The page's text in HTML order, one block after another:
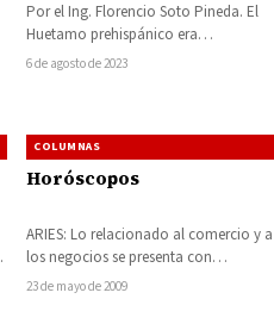
Por el Ing. Florencio Soto Pineda. El
Huetamo prehispánico era
maravilloso, con muchos arroyos y
6 de agosto de 2023
COLUMNAS
Horóscopos
ARIES: Lo relacionado al comercio y a
los negocios se presenta con
posibilidades de mejoras económicas
23 de mayo de 2009